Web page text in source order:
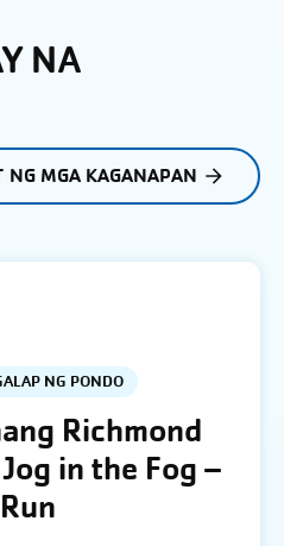
NA
MGA KAGANAPAN
NG PONDO
Richmond
in the Fog –